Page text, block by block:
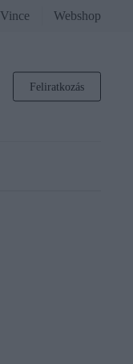
Vince Webshop
Feliratkozás